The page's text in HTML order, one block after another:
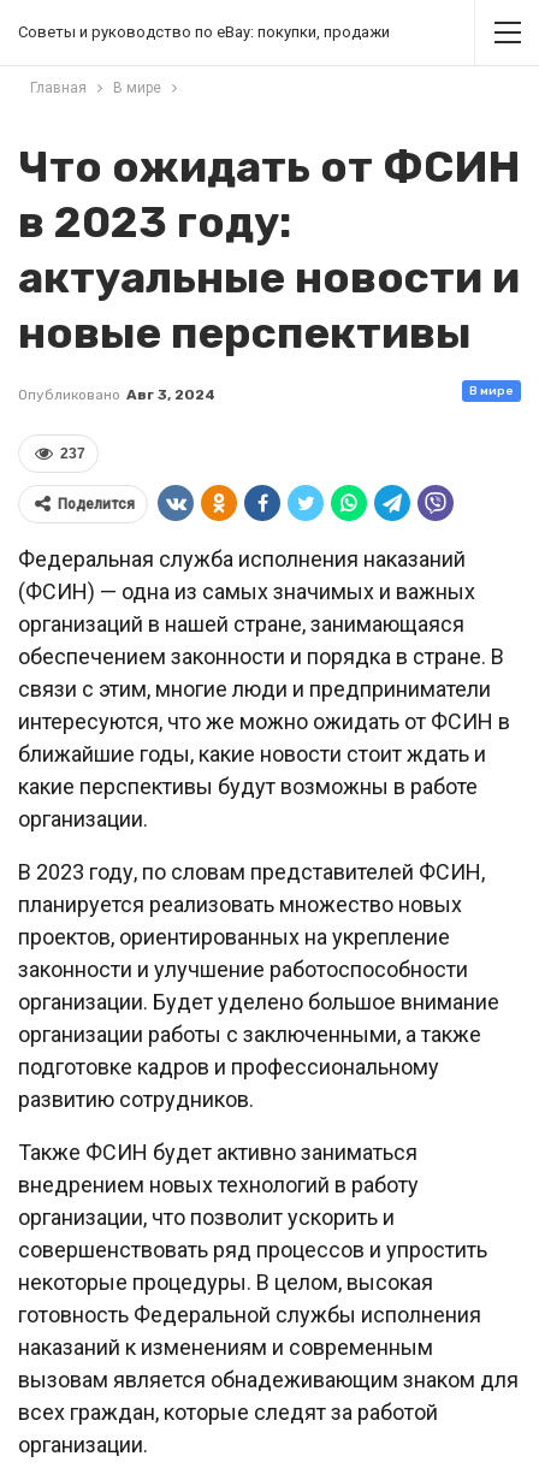
Советы и руководство по eBay: покупки, продажи
Главная В мире
Что ожидать от ФСИН
в 2023 году:
актуальные новости и
новые перспективы
В мире
Опубликовано Авг 3, 2024
237
Поделится
Федеральная служба исполнения наказаний
(ФСИН) — одна из самых значимых и важных
организаций в нашей стране, занимающаяся
обеспечением законности и порядка в стране. В
связи с этим, многие люди и предприниматели
интересуются, что же можно ожидать от ФСИН в
ближайшие годы, какие новости стоит ждать и
какие перспективы будут возможны в работе
организации.
В 2023 году, по словам представителей ФСИН,
планируется реализовать множество новых
проектов, ориентированных на укрепление
законности и улучшение работоспособности
организации. Будет уделено большое внимание
организации работы с заключенными, а также
подготовке кадров и профессиональному
развитию сотрудников.
Также ФСИН будет активно заниматься
внедрением новых технологий в работу
организации, что позволит ускорить и
совершенствовать ряд процессов и упростить
некоторые процедуры. В целом, высокая
готовность Федеральной службы исполнения
наказаний к изменениям и современным
вызовам является обнадеживающим знаком для
всех граждан, которые следят за работой
организации.